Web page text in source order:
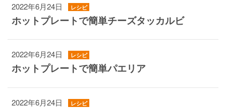
2022年6月24日 レシピ
ホットプレートで簡単チーズタッカルビ
2022年6月24日 レシピ
ホットプレートで簡単パエリア
2022年6月24日 レシピ